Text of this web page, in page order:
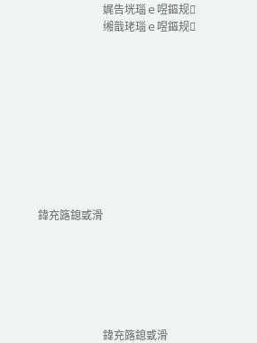
娓告垙瑙ｅ喅鏂规
缃戠珯瑙ｅ喅鏂规
鍏充簬鎴戜滑
鍏充簬鎴戜滑